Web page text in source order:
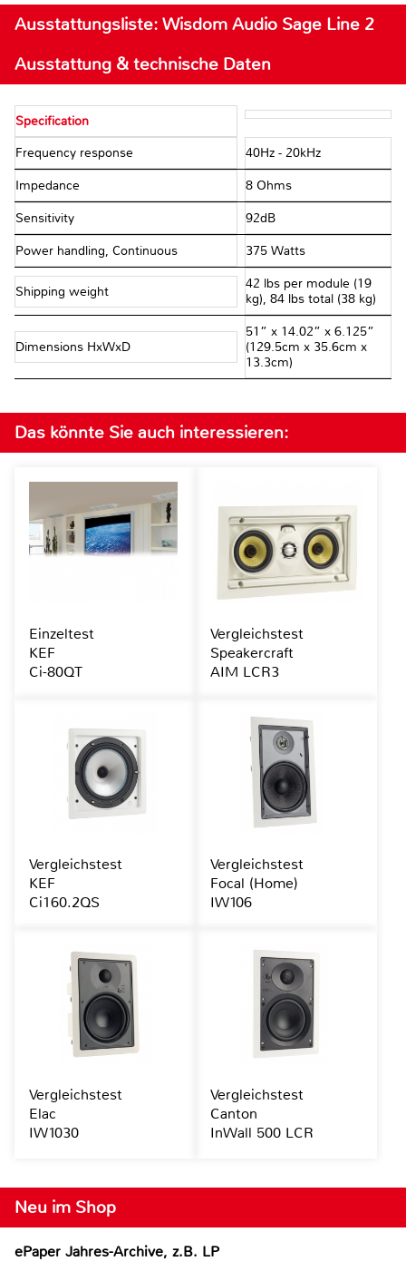
Ausstattungsliste: Wisdom Audio Sage Line 2
Ausstattung & technische Daten
Specification
Frequency response 40Hz - 20kHz
Impedance 8 Ohms
Sensitivity 92dB
Power handling, Continuous 375 Watts
Shipping weight
42 lbs per module (19
kg), 84 lbs total (38 kg)
Dimensions HxWxD
51” x 14.02” x 6.125”
(129.5cm x 35.6cm x
13.3cm)
Neu im Shop
ePaper Jahres-Archive, z.B. LP
Das könnte Sie auch interessieren:
Einzeltest
KEF
Ci-80QT
Vergleichstest
Speakercraft
AIM LCR3
Vergleichstest
KEF
Ci160.2QS
Vergleichstest
Focal (Home)
IW106
Vergleichstest
Elac
IW1030
Vergleichstest
Canton
InWall 500 LCR